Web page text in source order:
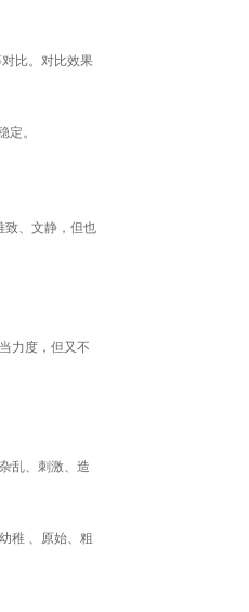
比。对比效果
。
、文静，但也
力度，但又不
乱、刺激、造
稚 、原始、粗